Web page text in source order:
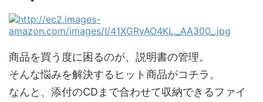
商品を買う度に困るのが、説明書の管理。
そんな悩みを解決するヒット商品がコチラ。
なんと、添付のCDまで合わせて収納できるファイ